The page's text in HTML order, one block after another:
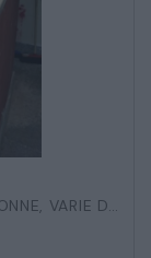
, VARIE DA ESTERNO